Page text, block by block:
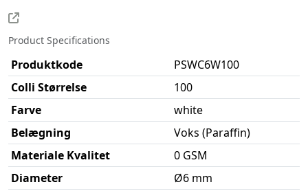
Product Specifications
Produktkode
PSWC6W100
Colli Størrelse
100
Farve
white
Belægning
Voks (Paraffin)
Materiale Kvalitet
0 GSM
Diameter
Ø6 mm